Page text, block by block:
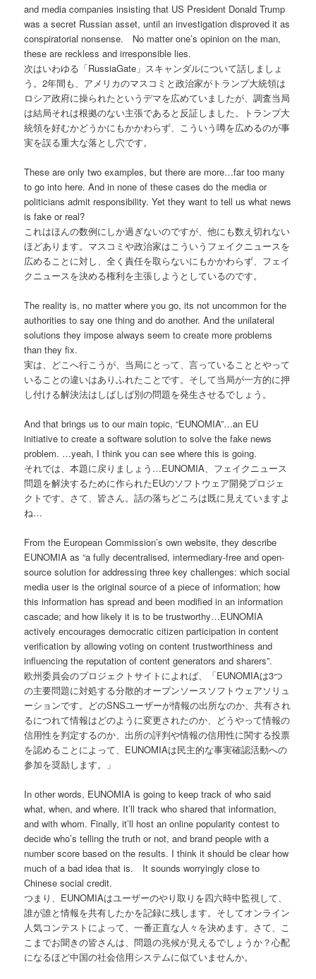
and media companies insisting that US President Donald Trump
was a secret Russian asset, until an investigation disproved it as
conspiratorial nonsense. No matter one’s opinion on the man,
these are reckless and irresponsible lies.
次はいわゆる「RussiaGate」スキャンダルについて話しましょ
う。2年間も、アメリカのマスコミと政治家がトランプ大統領は
ロシア政府に操られたというデマを広めていましたが、調査当局
は結局それは根拠のない主張であると反証しました。トランプ大
統領を好むかどうかにもかかわらず、こういう噂を広めるのが事
実を誤る重大な落とし穴です。
These are only two examples, but there are more…far too many
to go into here. And in none of these cases do the media or
politicians admit responsibility. Yet they want to tell us what news
is fake or real?
これはほんの数例にしか過ぎないのですが、他にも数え切れない
ほどあります。マスコミや政治家はこういうフェイクニュースを
広めることに対し、全く責任を取らないにもかかわらず、フェイ
クニュースを決める権利を主張しようとしているのです。
The reality is, no matter where you go, its not uncommon for the
authorities to say one thing and do another. And the unilateral
solutions they impose always seem to create more problems
than they fix.
実は、どこへ行こうが、当局にとって、言っていることとやって
いることの違いはありふれたことです。そして当局が一方的に押
し付ける解決法はしばしば別の問題を発生させるでしょう。
And that brings us to our main topic, “EUNOMIA”…an EU
initiative to create a software solution to solve the fake news
problem. …yeah, I think you can see where this is going.
それでは、本題に戻りましょう…EUNOMIA、フェイクニュース
問題を解決するために作られたEUのソフトウェア開発プロジェ
クトです。さて、皆さん。話の落ちどころは既に見えていますよ
ね…
From the European Commission’s own website, they describe
EUNOMIA as “a fully decentralised, intermediary-free and open-
source solution for addressing three key challenges: which social
media user is the original source of a piece of information; how
this information has spread and been modified in an information
cascade; and how likely it is to be trustworthy…EUNOMIA
actively encourages democratic citizen participation in content
verification by allowing voting on content trustworthiness and
influencing the reputation of content generators and sharers”.
欧州委員会のプロジェクトサイトによれば、「EUNOMIAは3つ
の主要問題に対処する分散的オープンソースソフトウェアソリュ
ーションです。どのSNSユーザーが情報の出所なのか、共有され
るにつれて情報はどのように変更されたのか、どうやって情報の
信用性を判定するのか、出所の評判や情報の信用性に関する投票
を認めることによって、EUNOMIAは民主的な事実確認活動への
参加を奨励します。」
In other words, EUNOMIA is going to keep track of who said
what, when, and where. It’ll track who shared that information,
and with whom. Finally, it’ll host an online popularity contest to
decide who’s telling the truth or not, and brand people with a
number score based on the results. I think it should be clear how
much of a bad idea that is. It sounds worryingly close to
Chinese social credit.
つまり、EUNOMIAはユーザーのやり取りを四六時中監視して、
誰が誰と情報を共有したかを記録に残します。そしてオンライン
人気コンテストによって、一番正直な人々を決めます。さて、こ
こまでお聞きの皆さんは、問題の兆候が見えるでしょうか？心配
になるほど中国の社会信用システムに似ていませんか。